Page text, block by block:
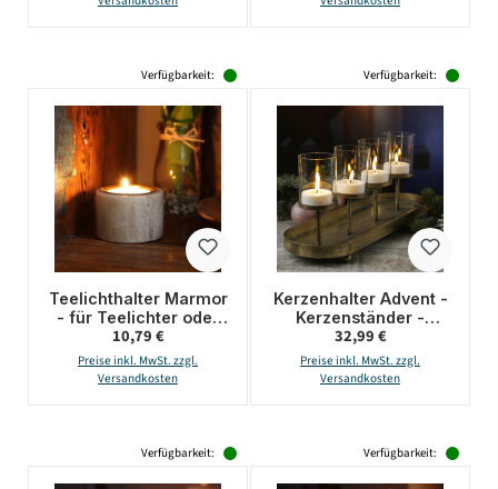
Verfügbarkeit:
Teelichthalter Marmor
- für Teelichter oder
LED Teelichter - H:
4cm - D: 6cm - braun
Regulärer Preis:
10,79 €
Preise inkl. MwSt. zzgl.
Versandkosten
Verfügbarkeit:
Kerzenhalter Advent -
Kerzenständer -
Teelichthalter - Eisen -
L: 48cm - 4
Kerzenhalterungen -
Regulärer Preis:
32,99 €
Preise inkl. MwSt. zzgl.
Versandkosten
Verfügbarkeit: Verfügbarkeit: